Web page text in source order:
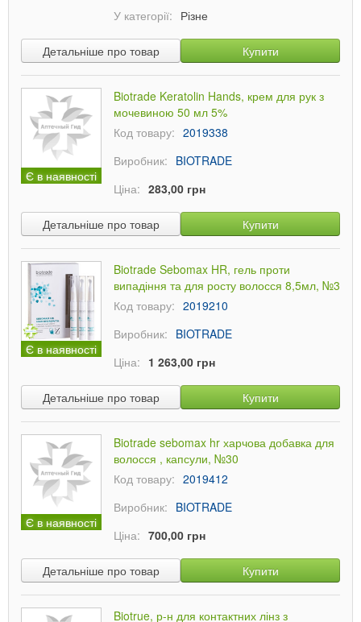
У категорії: Різне
Детальніше про товар Купити
Є в наявності
Biotrade Keratolin Hands, крем для рук з
мочевиною 50 мл 5%
Код товару: 2019338
Виробник: BIOTRADE
Ціна: 283,00 грн
Детальніше про товар Купити
Є в наявності
Biotrade Sebomax HR, гель проти
випадіння та для росту волосся 8,5мл, №3
Код товару: 2019210
Виробник: BIOTRADE
Ціна: 1 263,00 грн
Детальніше про товар Купити
Є в наявності
Biotrade sebomax hr харчова добавка для
волосся , капсули, №30
Код товару: 2019412
Виробник: BIOTRADE
Ціна: 700,00 грн
Детальніше про товар Купити
Biotrue, р-н для контактних лінз з